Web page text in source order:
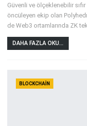
Güvenli ve ölçeklenebilir
öncüleyen ekip olan
de Web3 ortamlarında ZK
DAHA FAZLA OKU...
BLOCKCHAIN